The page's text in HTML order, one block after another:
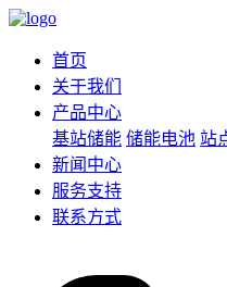
首页
关于我们
产品中心
基站储能 储能电池 站
新闻中心
服务支持
联系方式